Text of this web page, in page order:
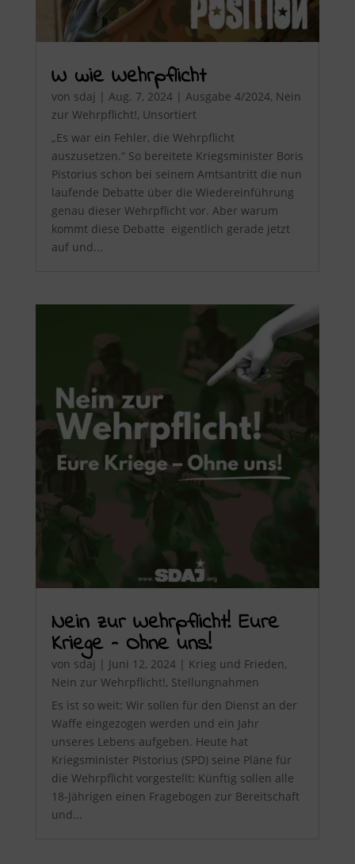
W wie Wehrpflicht
von sdaj | Aug. 7, 2024| Ausgabe 4/2024, Nein
zur Wehrpflicht!, Unsortiert
„Es war ein Fehler, die Wehrpflicht
auszusetzen.“ So bereitete Kriegsminister Boris
Pistorius schon bei seinem Amtsantritt die nun
laufende Debatte über die Wiedereinführung
genau dieser Wehrpflicht vor. Aber warum
kommt diese Debatte eigentlich gerade jetzt
auf und...
Nein zur Wehrpflicht! Eure
Kriege – Ohne uns!
von sdaj | Juni 12, 2024| Krieg und Frieden,
Nein zur Wehrpflicht!, Stellungnahmen
Es ist so weit: Wir sollen für den Dienst an der
Waffe eingezogen werden und ein Jahr
unseres Lebens aufgeben. Heute hat
Kriegsminister Pistorius (SPD) seine Pläne für
die Wehrpflicht vorgestellt: Künftig sollen alle
18-Jährigen einen Fragebogen zur Bereitschaft
und...